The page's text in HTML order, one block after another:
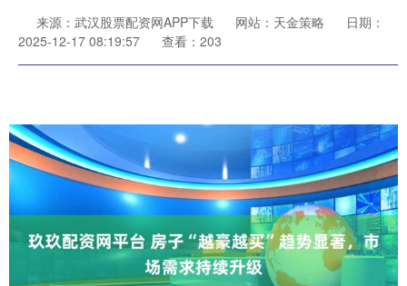
来源：武汉股票配资网APP下载 网站：天金策略
日期：
2025-12-17 08:19:57
查看：203